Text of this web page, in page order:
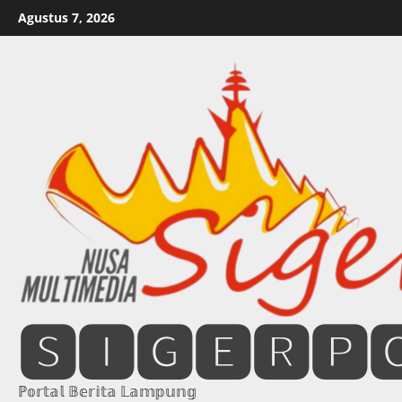
Skip
to
Agustus 7, 2026
ℙ𝕠𝕣𝕥𝕒𝕝 𝔹𝕖𝕣𝕚𝕥𝕒 𝕃𝕒𝕞𝕡𝕦𝕟𝕘